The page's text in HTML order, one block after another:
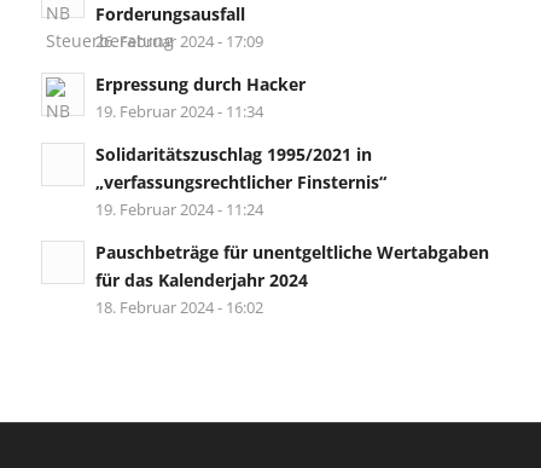
Forderungsausfall
26. Februar 2024 - 17:09
Erpressung durch Hacker
19. Februar 2024 - 11:34
Solidaritätszuschlag 1995/2021 in
„verfassungsrechtlicher Finsternis“
19. Februar 2024 - 11:24
Pauschbeträge für unentgeltliche Wertabgaben
für das Kalenderjahr 2024
18. Februar 2024 - 16:02